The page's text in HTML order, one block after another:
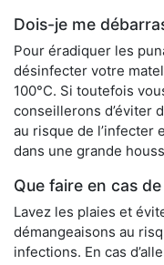
Dois-je me
Pour éradiquer les
désinfecter votre
100°C. Si toutefois
conseillerons d’éviter
au risque de l’infecter
dans une grande
Que faire en cas
Lavez les plaies et
démangeaisons au
infections. En cas